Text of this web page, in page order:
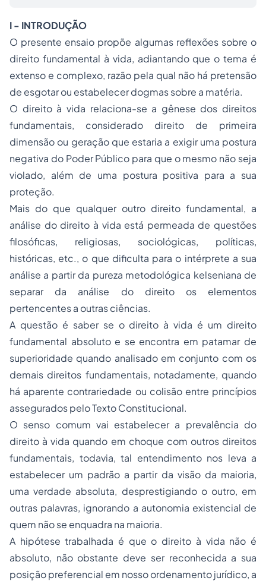
I - INTRODUÇÃO
O presente ensaio propõe algumas reflexões sobre o
direito fundamental à vida, adiantando que o tema é
extenso e complexo, razão pela qual não há pretensão
de esgotar ou estabelecer dogmas sobre a matéria.
O direito à vida relaciona-se a gênese dos direitos
fundamentais, considerado direito de primeira
dimensão ou geração que estaria a exigir uma postura
negativa do Poder Público para que o mesmo não seja
violado, além de uma postura positiva para a sua
proteção.
Mais do que qualquer outro direito fundamental, a
análise do direito à vida está permeada de questões
filosóficas, religiosas, sociológicas, políticas,
históricas, etc., o que dificulta para o intérprete a sua
análise a partir da pureza metodológica kelseniana de
separar da análise do direito os elementos
pertencentes a outras ciências.
A questão é saber se o direito à vida é um direito
fundamental absoluto e se encontra em patamar de
superioridade quando analisado em conjunto com os
demais direitos fundamentais, notadamente, quando
há aparente contrariedade ou colisão entre princípios
assegurados pelo Texto Constitucional.
O senso comum vai estabelecer a prevalência do
direito à vida quando em choque com outros direitos
fundamentais, todavia, tal entendimento nos leva a
estabelecer um padrão a partir da visão da maioria,
uma verdade absoluta, desprestigiando o outro, em
outras palavras, ignorando a autonomia existencial de
quem não se enquadra na maioria.
A hipótese trabalhada é que o direito à vida não é
absoluto, não obstante deve ser reconhecida a sua
posição preferencial em nosso ordenamento jurídico, a